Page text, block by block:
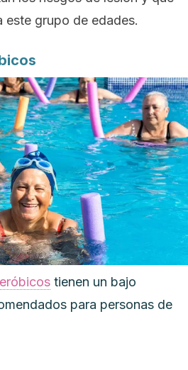
este grupo de edades.
tienen un bajo
para personas de